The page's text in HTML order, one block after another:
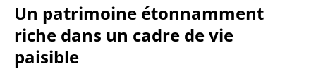
Un patrimoine étonnamment
riche dans un cadre de vie
paisible